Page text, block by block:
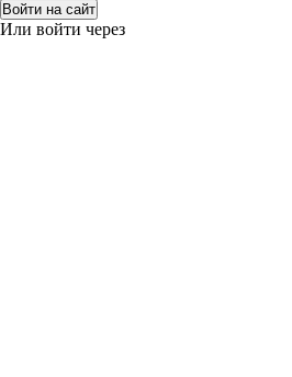
Войти на сайт
Или войти через